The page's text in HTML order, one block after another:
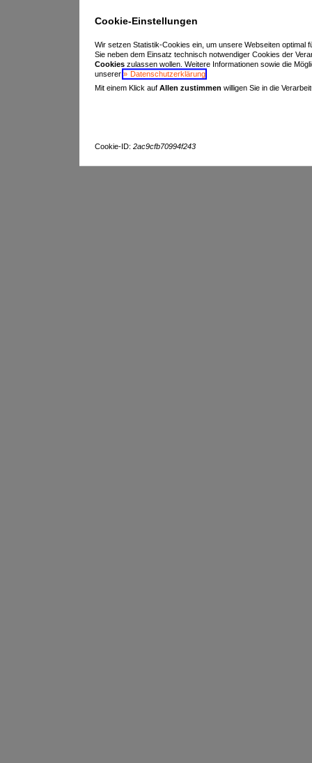
Cookie-Einstellungen
Wir setzen Statistik-Cookies ein, um unsere Webseiten
Sie neben dem Einsatz technisch notwendiger Cookies der
Cookieszulassen wollen. Weitere Informationen sowie die
unserer
Datenschutzerklärung.
Mit einem Klick auf Allen zustimmen willigen Sie in die
Cookie-ID: 2ac9cfb70994f243